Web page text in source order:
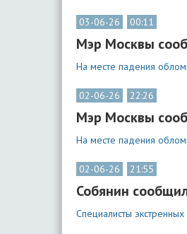
03-06-26 00:11
Мэр Москвы
На месте падения
02-06-26 22:26
Мэр Москвы
На месте падения
02-06-26 21:55
Собянин
Специалисты